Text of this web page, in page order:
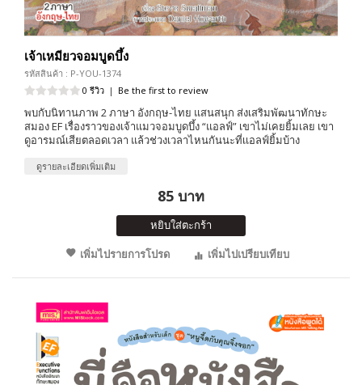
เจ้าเหมียวจอมบูดบึ้ง
รหัสสินค้า : P-YOU-1374
0 รีวิว | Be the first to review
พบกับนิทานภาพ 2 ภาษา อังกฤษ-ไทย แสนสนุก ส่งเสริมพัฒนาทักษะ
สมอง EF เรื่องราวของเจ้าแมวจอมบูดบึ้ง “แอลฟ์” เขาไม่เคยยิ้มเลย เขา
ดูอารมณ์เสียตลอดเวลา แล้วช่วงเวลาไหนกันนะที่เเอลฟ์ยิ้มบ้าง
ดูรายละเอียดเพิ่มเติม
85 บาท
หยิบใส่ตะกร้า
เพิ่มไปรายการโปรด
เพิ่มไปเปรียบเทียบ